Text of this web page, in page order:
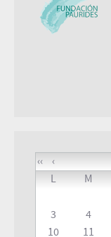
‹‹ ‹
L
M
3
4
10
11